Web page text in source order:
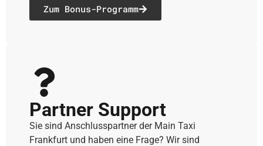
Zum Bonus-Programm
Partner Support
Sie sind Anschlusspartner der Main Taxi
Frankfurt und haben eine Frage? Wir sind